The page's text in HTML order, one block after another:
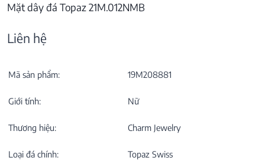
Mặt dây đá Topaz 21M.012NMB
Liên hệ
Mã sản phẩm: 19M208881
Giới tính: Nữ
Thương hiệu: Charm Jewelry
Loại đá chính: Topaz Swiss